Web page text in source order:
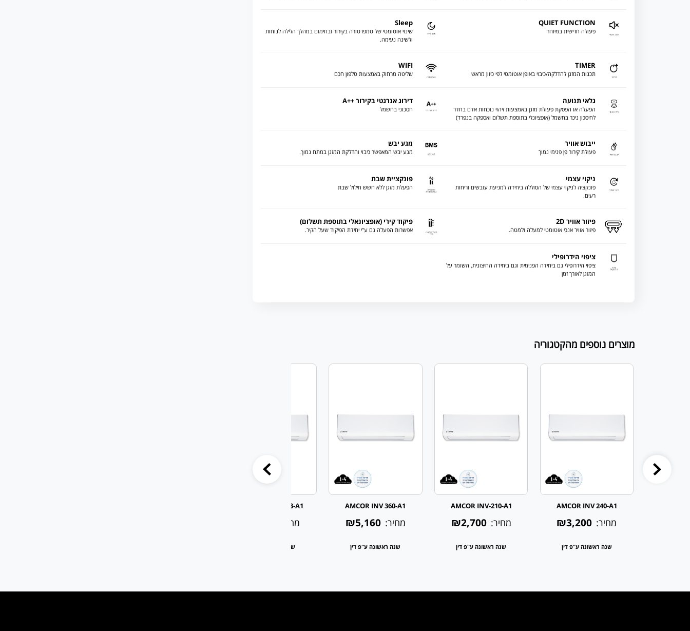
QUIET FUNCTION
פעולה חרישית במיוחד
Sleep
שינוי אוטומטי של טמפרטורה בקירור ובחימום במהלך הלילה לנוחות
ולשינה נעימה.
TIMER
תכנות המזגן להדלקה/כיבוי באופן אוטומטי לפי כיוון מראש
WIFI
שליטה מרחוק באמצעות טלפון חכם
גלאי תנועה
הפעלה או הפסקת פעולת מזגן באמצעות זיהוי נוכחות אדם בחדר
לחיסכון ניכר בחשמל (אופציונלי בתוספת תשלום ואספקה בנפרד)
דירוג אנרגטי בקירור ++A
חסכוני בחשמל
ייבוש אוויר
פעולת קירור פן פנימי נמוך
מגע יבש
מגע יבש המאפשר כיבוי והדלקת המזגן במתח נמוך.
ניקוי עצמי
פונקציה לניקוי עצמי של הסוללה ביחידה למניעת עובשים וריחות
רעים.
פונקציית שבת
הפעלת מזגן ללא חשש חילול שבת
פיזור אוויר 2D
פיזור אוויר אנכי אוטומטי למעלה ולמטה.
פיקוד קירי (אופציונאלי בתוספת תשלום)
אפשרות הפעלה גם ע”י יחידת הפיקוד שעל הקיר.
ציפוי הידרופילי
ציפוי הידרופילי גם ביחידה הפנימית וגם ביחידה החיצונית, השומר על
המזגן לאורך זמן
מוצרים נוספים מהקטגוריה
AMCOR INV 240-A1
מחיר: ₪3,200
שנה ראשונה ע"פ דין
AMCOR INV-210-A1
מחיר: ₪2,700
שנה ראשונה ע"פ דין
AMCOR INV 360-A1
מחיר: ₪5,160
שנה ראשונה ע"פ דין
AMCOR INV 360/3-A1
מחיר:
שנה ראשונה ע"פ דין